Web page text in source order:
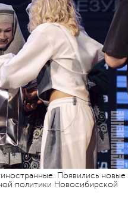
иностранные. Появились новые
политики Новосибирской